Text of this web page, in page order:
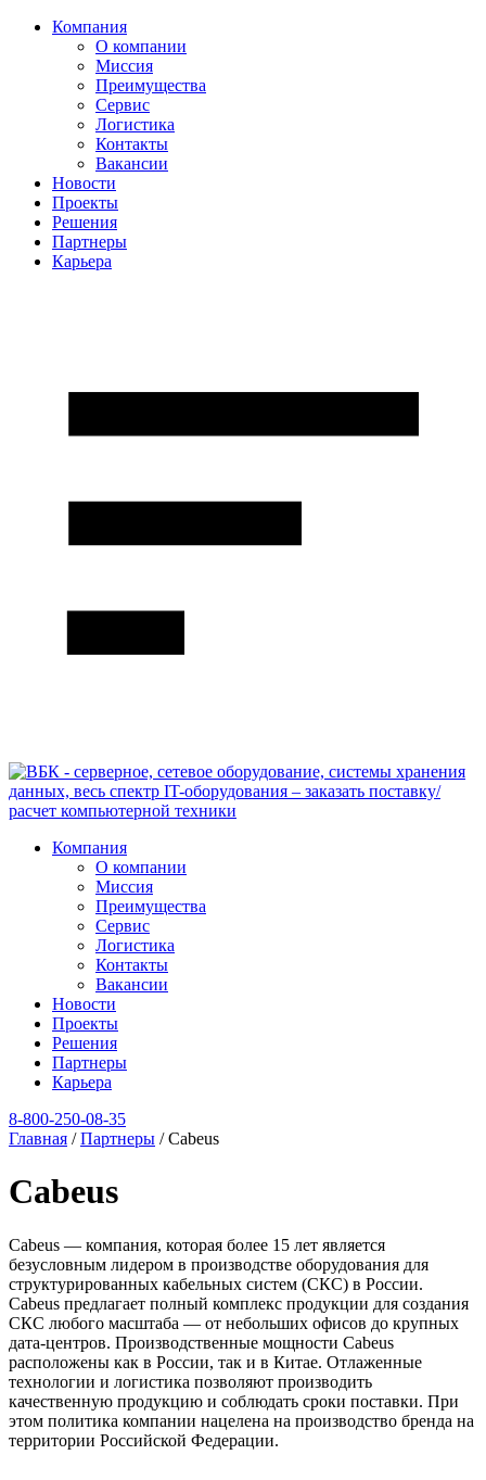
Компания
О компании
Миссия
Преимущества
Сервис
Логистика
Контакты
Вакансии
Новости
Проекты
Решения
Партнеры
Карьера
Компания
О компании
Миссия
Преимущества
Сервис
Логистика
Контакты
Вакансии
Новости
Проекты
Решения
Партнеры
Карьера
8‑800‑250‑08‑35
Главная /Партнеры /Cabeus
Cabeus
Cabeus — компания, которая более 15 лет является
безусловным лидером в производстве оборудования для
структурированных кабельных систем (СКС) в России.
Cabeus предлагает полный комплекс продукции для создания
СКС любого масштаба — от небольших офисов до крупных
дата-центров. Производственные мощности Cabeus
расположены как в России, так и в Китае. Отлаженные
технологии и логистика позволяют производить
качественную продукцию и соблюдать сроки поставки. При
этом политика компании нацелена на производство бренда на
территории Российской Федерации.